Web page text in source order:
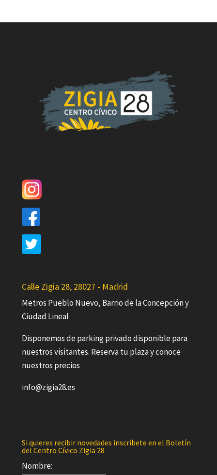
Calle Zigia 28, 28027 - Madrid
Metros Pueblo Nuevo, Barrio de la Concepción y
Ciudad Lineal
Disponemos de parking privado disponible para
nuestros visitantes. Reserva tu plaza y conoce
nuestros precios
info@zigia28.es
Si quieres recibir novedades inscríbete en el Boletín
del Centro Cívico Zigia 28
Nombre: